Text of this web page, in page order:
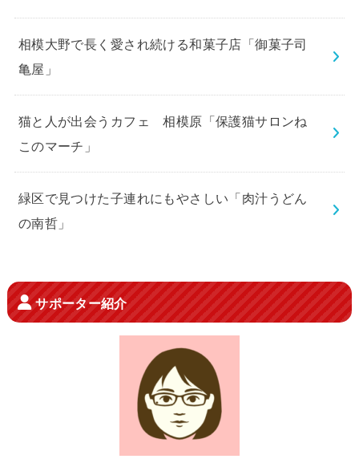
相模大野で長く愛され続ける和菓子店「御菓子司
亀屋」
猫と人が出会うカフェ 相模原「保護猫サロンね
このマーチ」
緑区で見つけた子連れにもやさしい「肉汁うどん
の南哲」
サポーター紹介